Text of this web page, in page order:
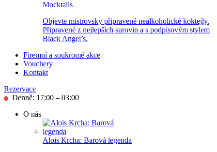
Mocktails
Objevte mistrovsky připravené nealkoholické koktejly.
Připravené z nejlepších surovin a s podpisovým stylem
Black Angel’s.
Firemní a soukromé akce
Vouchery
Kontakt
Rezervace
Denně: 17:00 – 03:00
O nás
Alois Krcha: Barová legenda